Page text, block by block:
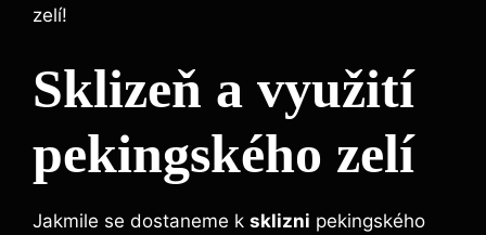
zelí!
Sklizeň a využití
pekingského zelí
Jakmile se dostaneme k sklizni pekingského